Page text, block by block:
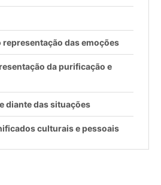
representação das emoções
da purificação e
diante das situações
culturais e pessoais